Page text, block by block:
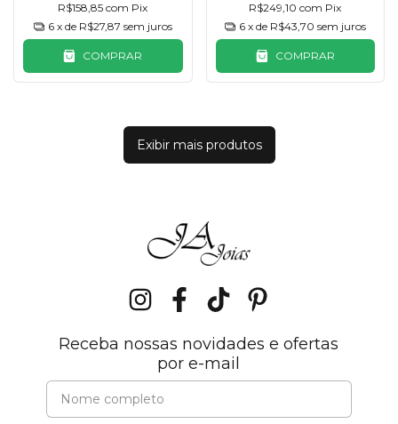
R$158,85com Pix
6 x de R$27,87 sem juros
COMPRAR
R$249,10com Pix
6 x de R$43,70 sem juros
COMPRAR
Exibir mais produtos
Receba nossas novidades e ofertas
por e-mail